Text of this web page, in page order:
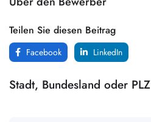
Teilen Sie diesen Beitrag
Facebook LinkedIn
Stadt, Bundesland oder PLZ